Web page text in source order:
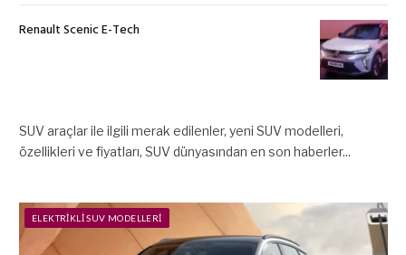
Renault Scenic E-Tech
SUV araçlar ile ilgili merak edilenler, yeni SUV modelleri,
özellikleri ve fiyatları, SUV dünyasından en son haberler...
ELEKTRIKLI SUV MODELLERI